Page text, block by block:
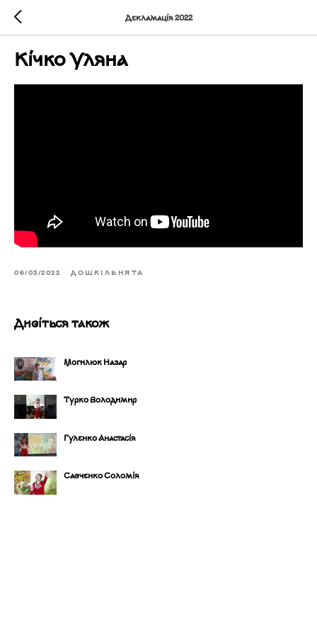
Декламація 2022
Кічко Уляна
06/03/2022 ДОШКІЛЬНЯТА
Дивіться також
Могилюк Назар
Турко Володимир
Гуленко Анастасія
Савченко Соломія